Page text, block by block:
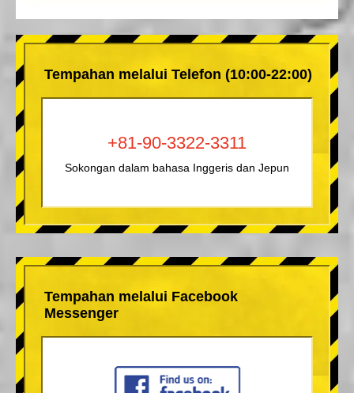
Tempahan melalui Telefon (10:00-22:00)
+81-90-3322-3311
Sokongan dalam bahasa Inggeris dan Jepun
Tempahan melalui Facebook
Messenger